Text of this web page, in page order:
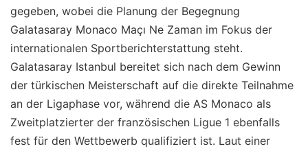
gegeben, wobei die Planung der Begegnung
Galatasaray Monaco Maçı Ne Zaman im Fokus der
internationalen Sportberichterstattung steht.
Galatasaray Istanbul bereitet sich nach dem Gewinn
der türkischen Meisterschaft auf die direkte Teilnahme
an der Ligaphase vor, während die AS Monaco als
Zweitplatzierter der französischen Ligue 1 ebenfalls
fest für den Wettbewerb qualifiziert ist. Laut einer